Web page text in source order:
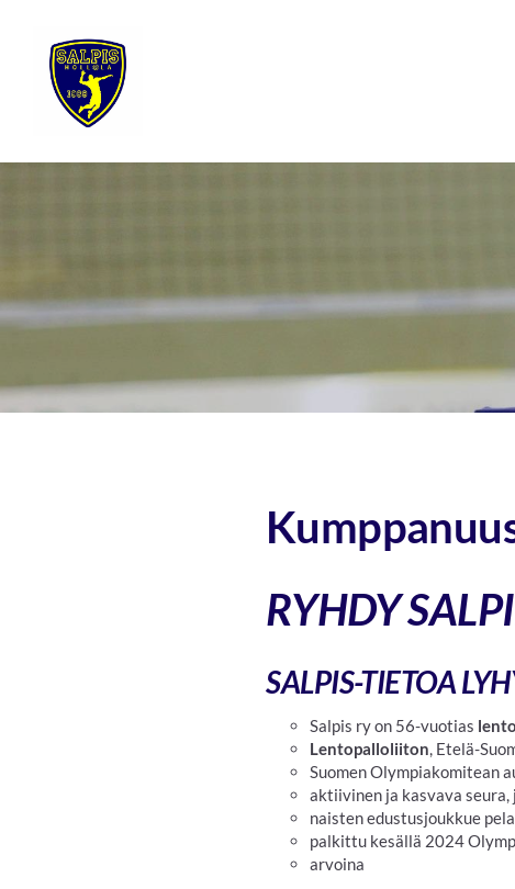
sisältöön
Sivuston etusivulle
RYHDY
SALPIS-TIETOA
Salpis ry on 56-vuotias
Lentopalloliiton, Etelä-
Suomen Olympiakomitean
aktiivinen ja kasvava
naisten edustusjoukkue
palkittu kesällä 2024
arvoina